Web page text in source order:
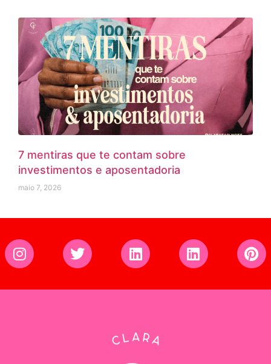
7 mentiras que te contam sobre
investimentos e aposentadoria
maio 7, 2026